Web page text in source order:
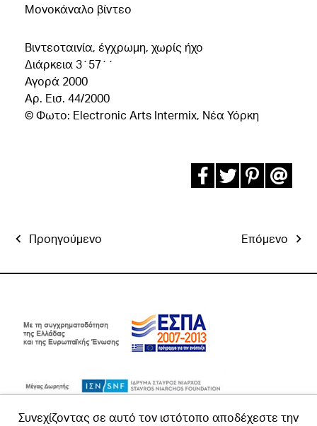
Μονοκάναλο βίντεο
Βιντεοταινία, έγχρωμη, χωρίς ήχο
Διάρκεια 3΄57΄΄
Αγορά 2000
Αρ. Εισ. 44/2000
© Φωτο: Electronic Arts Intermix, Νέα Υόρκη
Προηγούμενο Επόμενο
Συνεχίζοντας σε αυτό τον ιστότοπο αποδέχεστε την